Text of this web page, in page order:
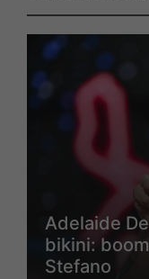
Adelaide
bikini:
Stefano